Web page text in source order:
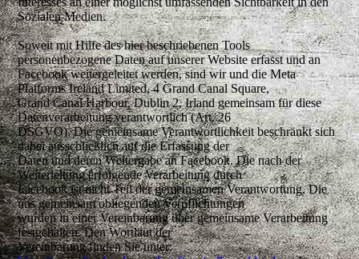
Sozialen Medien.
Soweit mit Hilfe des hier beschriebenen Tools
personenbezogene Daten auf unserer Website erfasst und an
Facebook weitergeleitet werden, sind wir und die Meta
Platforms Ireland Limited, 4 Grand Canal Square,
Grand Canal Harbour, Dublin 2, Irland gemeinsam für diese
Datenverarbeitung verantwortlich (Art. 26
DSGVO). Die gemeinsame Verantwortlichkeit beschränkt sich
dabei ausschließlich auf die Erfassung der
Daten und deren Weitergabe an Facebook. Die nach der
Weiterleitung erfolgende Verarbeitung durch
Facebook ist nicht Teil der gemeinsamen Verantwortung. Die
uns gemeinsam obliegenden Verpflichtungen
wurden in einer Vereinbarung über gemeinsame Verarbeitung
festgehalten. Den Wortlaut der
Vereinbarung finden Sie unter: